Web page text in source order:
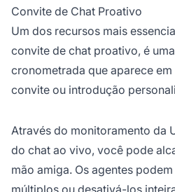
Convite de Chat Proativo
Um dos recursos mais
convite de chat proativo, é
cronometrada que aparece
convite ou introdução
Através do monitoramento da
do chat ao vivo, você pode
mão amiga. Os agentes
múltiplos ou desativá-los